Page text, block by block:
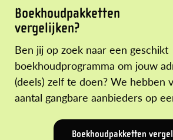
Boekhoudpakketten
vergelijken?
Ben jij op zoek naar een geschikt
boekhoudprogramma om jouw
(deels) zelf te doen? We hebben
aantal gangbare aanbieders op
Boekhoudpakketten